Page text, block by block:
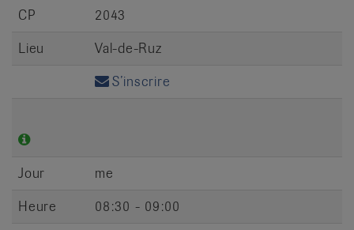
CP
2043
Lieu
Val-de-Ruz
S’inscrire
Jour
me
Heure
08:30 - 09:00